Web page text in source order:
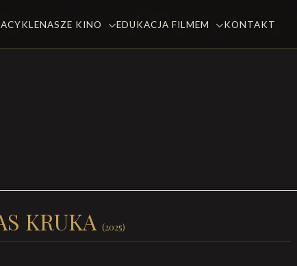
CYKLENASZE KINO EDUKACJA FILMEM KONTAKT
KRUKA (2025)